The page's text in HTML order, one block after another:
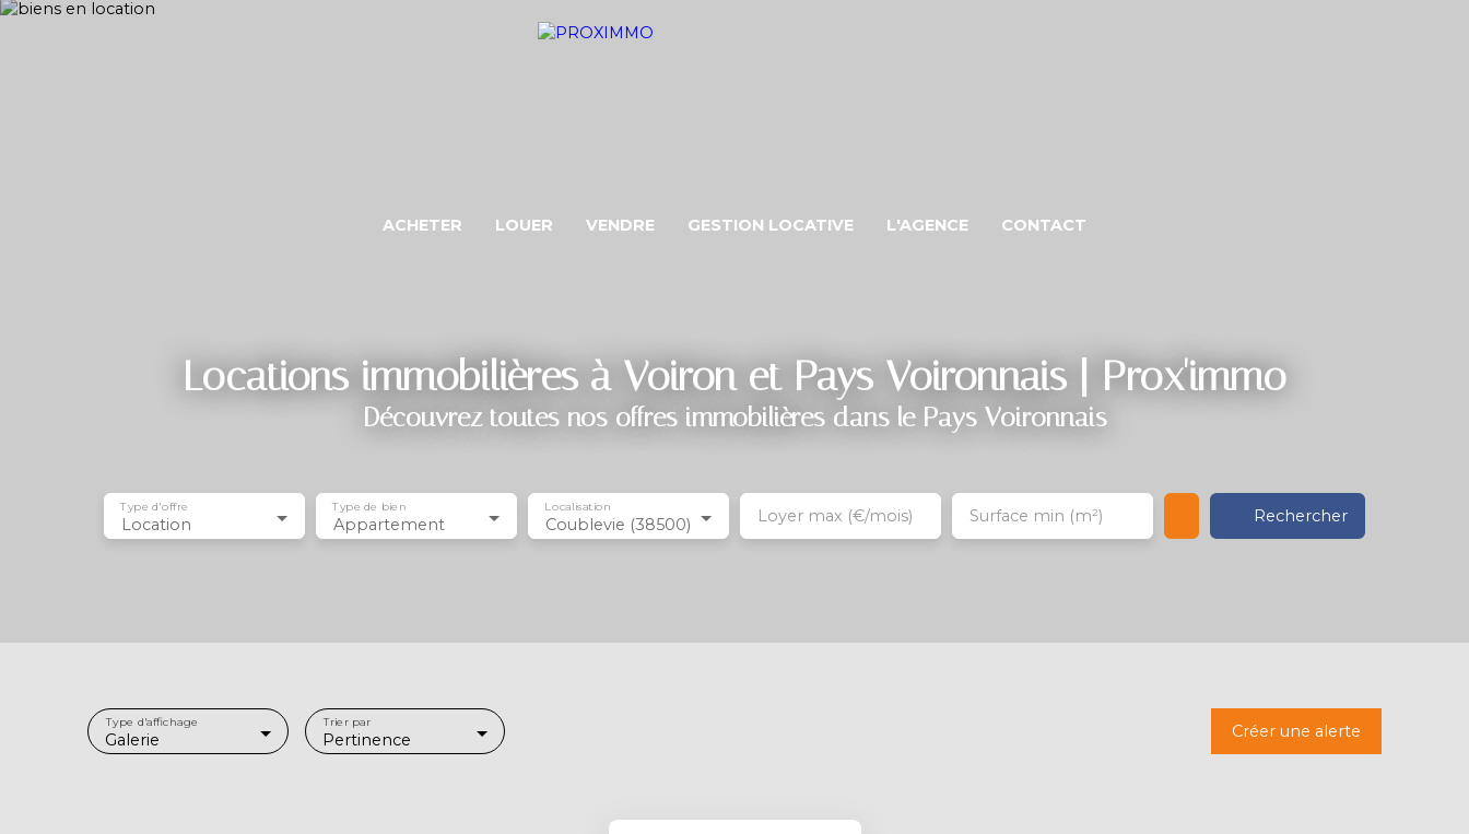
ACHETER LOUER VENDRE GESTION LOCATIVE L'AGENCE CONTACT
Locations immobilières à Voiron et Pays Voironnais | Prox'immo
Découvrez toutes nos offres immobilières dans le Pays Voironnais
Location
Type d'offre
Appartement
Type de bien
Coublevie (38500)
Localisation Loyer max (€/mois) Surface min (m²) Rechercher
Galerie
Type d'affichage
Pertinence
Trier par Créer une alerte